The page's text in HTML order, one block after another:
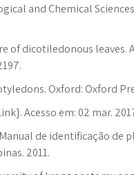
and Chemical
of dicotiledonous leaves.
Oxford: Oxford
Acesso em: 02 mar.
Manual de identificação
2011.